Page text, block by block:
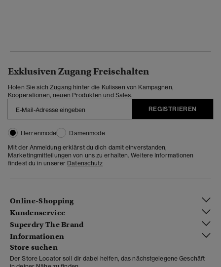
Exklusiven Zugang Freischalten
Holen Sie sich Zugang hinter die Kulissen von Kampagnen,
Kooperationen, neuen Produkten und Sales.
REGISTRIEREN
Herrenmode
Damenmode
Mit der Anmeldung erklärst du dich damit einverstanden,
Marketingmitteilungen von uns zu erhalten. Weitere Informationen
findest du in unserer Datenschutz
Online-Shopping
Kundenservice
Superdry The Brand
Informationen
Store suchen
Der Store Locator soll dir dabei helfen, das nächstgelegene Geschäft